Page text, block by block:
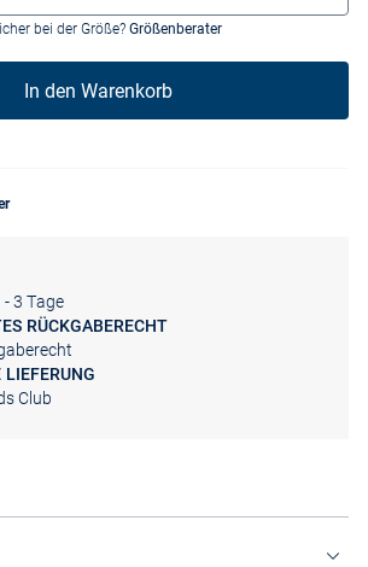
bei der Größe? Größenberater
In den Warenkorb
- 3 Tage
RÜCKGABERECHT
LIEFERUNG
Club